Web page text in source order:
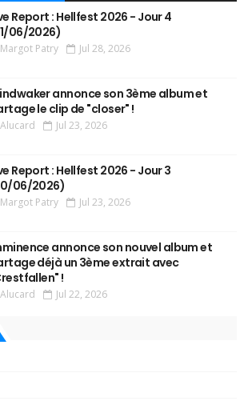
Report : Hellfest 2026 - Jour 4
06/2026)
Margot Patry Jul 28, 2026
annonce son 3ème album et
le clip de "closer" !
Alucard Jul 23, 2026
Report : Hellfest 2026 - Jour 3
06/2026)
Margot Patry Jul 23, 2026
annonce son nouvel album et
déjà un 3ème extrait avec
!
Alucard Jul 22, 2026